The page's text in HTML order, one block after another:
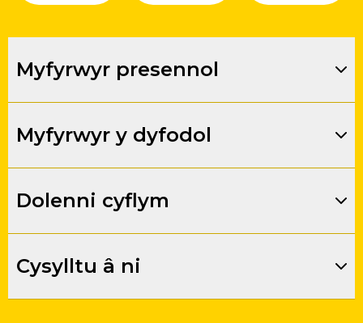
Myfyrwyr presennol
Myfyrwyr y dyfodol
Dolenni cyflym
Cysylltu â ni